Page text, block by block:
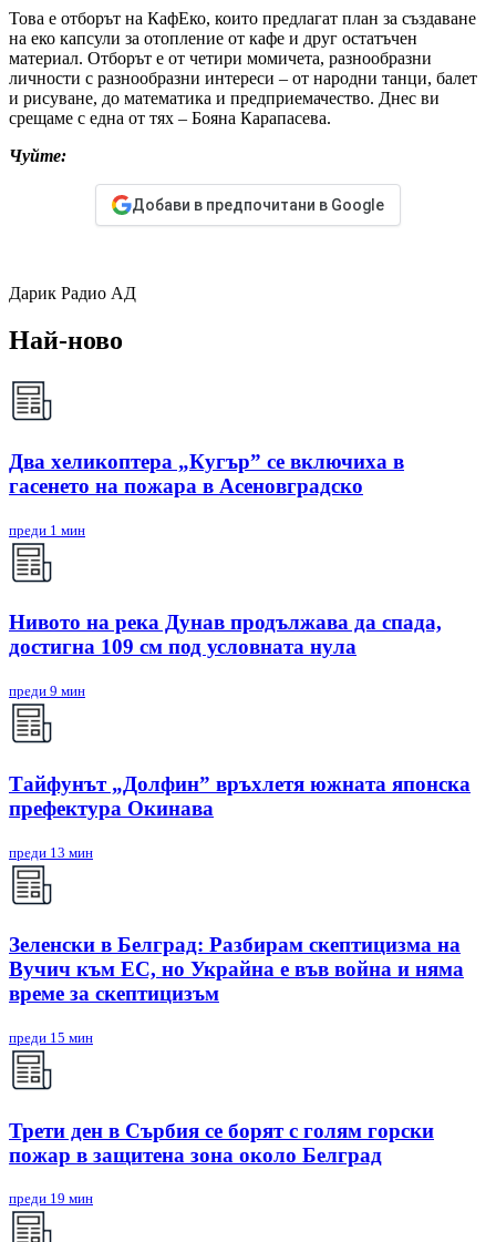
Това е отборът на КафЕко, които предлагат план за създаване
на еко капсули за отопление от кафе и друг остатъчен
материал. Отборът е от четири момичета, разнообразни
личности с разнообразни интереси – от народни танци, балет
и рисуване, до математика и предприемачество. Днес ви
срещаме с една от тях – Бояна Карапасева.
Чуйте:
Добави в предпочитани в Google
Дарик Радио АД
Най-ново
Два хеликоптера „Кугър” се включиха в
гасенето на пожара в Асеновградско
преди 1 мин
Нивото на река Дунав продължава да спада,
достигна 109 см под условната нула
преди 9 мин
Тайфунът „Долфин” връхлетя южната японска
префектура Окинава
преди 13 мин
Зеленски в Белград: Разбирам скептицизма на
Вучич към ЕС, но Украйна е във война и няма
време за скептицизъм
преди 15 мин
Трети ден в Сърбия се борят с голям горски
пожар в защитена зона около Белград
преди 19 мин